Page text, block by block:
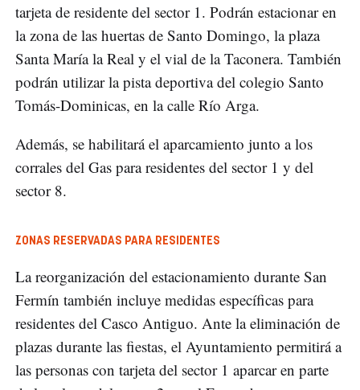
tarjeta de residente del sector 1. Podrán estacionar en
la zona de las huertas de Santo Domingo, la plaza
Santa María la Real y el vial de la Taconera. También
podrán utilizar la pista deportiva del colegio Santo
Tomás-Dominicas, en la calle Río Arga.
Además, se habilitará el aparcamiento junto a los
corrales del Gas para residentes del sector 1 y del
sector 8.
ZONAS RESERVADAS PARA RESIDENTES
La reorganización del estacionamiento durante San
Fermín también incluye medidas específicas para
residentes del Casco Antiguo. Ante la eliminación de
plazas durante las fiestas, el Ayuntamiento permitirá a
las personas con tarjeta del sector 1 aparcar en parte